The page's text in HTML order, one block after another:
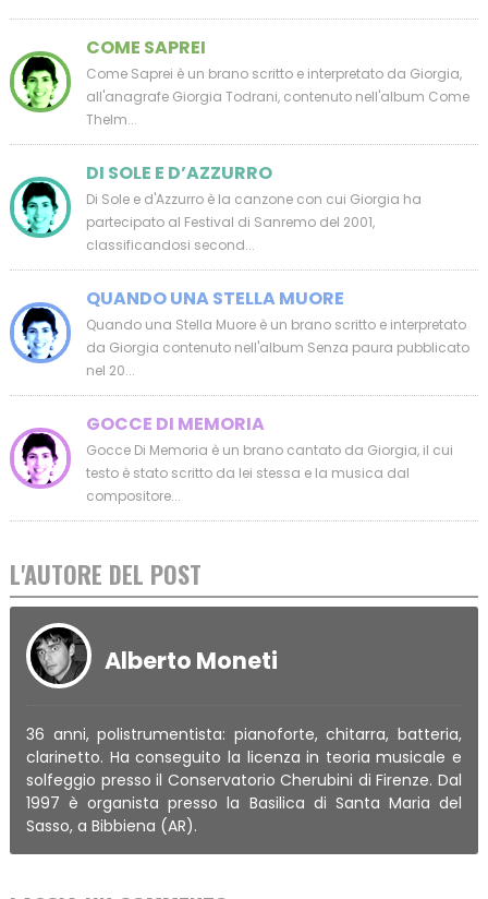
COME SAPREI
Come Saprei è un brano scritto e interpretato da Giorgia,
all'anagrafe Giorgia Todrani, contenuto nell'album Come
Thelm...
DI SOLE E D’AZZURRO
Di Sole e d'Azzurro è la canzone con cui Giorgia ha
partecipato al Festival di Sanremo del 2001,
classificandosi second...
QUANDO UNA STELLA MUORE
Quando una Stella Muore è un brano scritto e interpretato
da Giorgia contenuto nell'album Senza paura pubblicato
nel 20...
GOCCE DI MEMORIA
Gocce Di Memoria è un brano cantato da Giorgia, il cui
testo è stato scritto da lei stessa e la musica dal
compositore...
L'AUTORE DEL POST
Alberto Moneti
36 anni, polistrumentista: pianoforte, chitarra, batteria,
clarinetto. Ha conseguito la licenza in teoria musicale e
solfeggio presso il Conservatorio Cherubini di Firenze. Dal
1997 è organista presso la Basilica di Santa Maria del
Sasso, a Bibbiena (AR).